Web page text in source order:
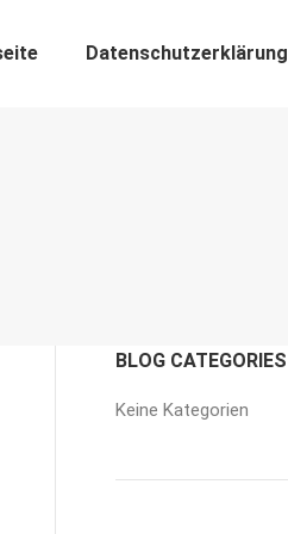
Datenschutzerklärung
BLOG CATEGORIES
Keine Kategorien